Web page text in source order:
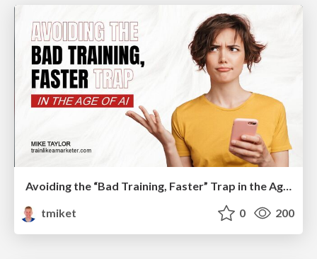
Avoiding the “Bad Training, Faster” Trap in the Age of AI
tmiket
0 200